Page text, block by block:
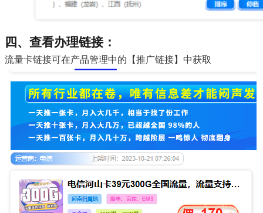
四、查看办理链接：
流量卡链接可在产品管理中的【推广链接】中获取